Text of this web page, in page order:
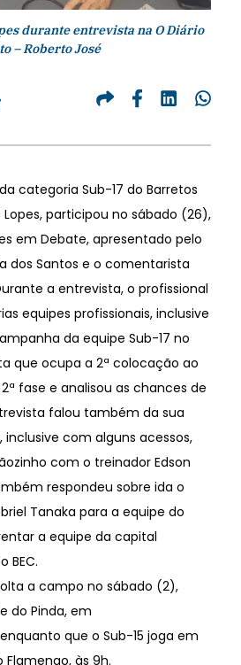
durante entrevista na O Diário
– Roberto José
categoria Sub-17 do Barretos
Lopes, participou no sábado (26),
em Debate, apresentado pelo
dos Santos e o comentarista
a entrevista, o profissional
equipes profissionais, inclusive
da equipe Sub-17 no
que ocupa a 2ª colocação ao
fase e analisou as chances de
falou também da sua
com alguns acessos,
com o treinador Edson
respondeu sobre ida o
Tanaka para a equipe do
a equipe da capital
BEC.
a campo no sábado (2),
do Pinda, em
que o Sub-15 joga em
Flamengo, às 9h.